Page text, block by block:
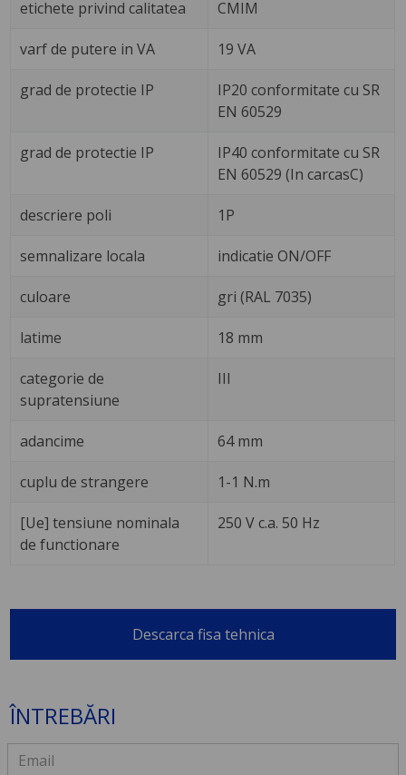
etichete privind calitatea CMIM
varf de putere in VA 19 VA
grad de protectie IP
IP20 conformitate cu SR
EN 60529
grad de protectie IP
IP40 conformitate cu SR
EN 60529 (In carcasC)
descriere poli 1P
semnalizare locala indicatie ON/OFF
culoare gri (RAL 7035)
latime 18 mm
categorie de
supratensiune
III
adancime 64 mm
cuplu de strangere 1-1 N.m
[Ue] tensiune nominala
de functionare
250 V c.a. 50 Hz
Descarca fisa tehnica
ÎNTREBĂRI